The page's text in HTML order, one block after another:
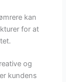
kan
for at
og
kundens